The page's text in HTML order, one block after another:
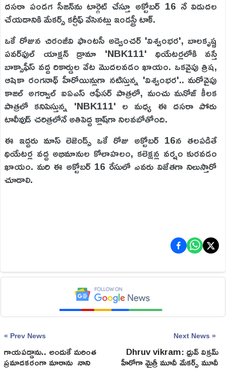
దసరా పండగ సీజన్‌ను టార్గెట్ చేస్తూ అక్టోబర్ 16 నే విడుదల
చేయడానికి మేకర్స్ కర్చీఫ్ వేసినట్లు ఇండస్ట్రీ టాక్.
ఒకే రోజున చిరంజీవి ఫాంటసీ అడ్వెంచర్ 'విశ్వంభర', బాలకృష్ణ
పవర్‌ఫుల్ యాక్షన్ డ్రామా 'NBK111' థియేటర్లలోకి వస్తే
బాక్సాఫీస్ వద్ద రికార్డుల వేట మొదలవడం ఖాయం. ఒకవైపు త్రిష,
ఆషికా రంగనాథ్ హీరోయిన్లుగా నటిస్తున్న 'విశ్వంభర'.. మరోవైపు
కాజల్ అగర్వాల్ ఐఏఎస్ ఆఫీసర్ పాత్రలో, మంచు మనోజ్ కీలక
పాత్రలో కనిపిస్తున్న 'NBK111' ల మధ్య ఈ దసరా పోరు
టాలీవుడ్ చరిత్రలోనే అతిపెద్ద క్లాష్‌గా నిలవబోతోంది.
ఈ ఇద్దరు మాస్ లెజెండ్స్ ఒకే రోజు అక్టోబర్ 16న తలపడితే
థియేటర్ల వద్ద అభిమానుల కోలాహలం, కలెక్షన్ల వర్షం కురవడం
ఖాయం. మరి ఈ అక్టోబర్ 16 రేసులో ఎవరు విజేతగా నిలుస్తారో
చూడాలి.
« Prev News
గాయపడ్డాను.. అందుకే మరింత
ప్రమాదకరంగా మారాను నాని
Next News »
Dhruv vikram: ధ్రువ్ విక్రమ్
హీరోగా మైత్రీ మూవీ మేకర్స్ మూవీ